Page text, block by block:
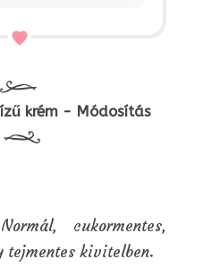
krém - Módosítás
cukormentes,
tejmentes kivitelben.